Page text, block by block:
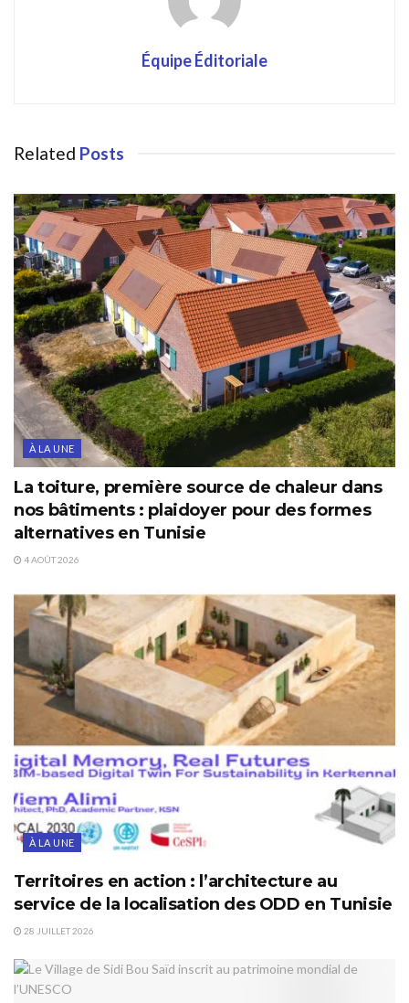
Équipe Éditoriale
Related Posts
À LA UNE
La toiture, première source de chaleur dans
nos bâtiments : plaidoyer pour des formes
alternatives en Tunisie
4 AOÛT 2026
À LA UNE
Territoires en action : l’architecture au
service de la localisation des ODD en Tunisie
28 JUILLET 2026